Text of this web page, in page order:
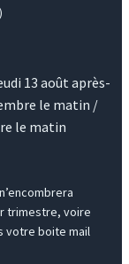
13 août après-
le matin /
le matin
trimestre, voire
votre boite mail